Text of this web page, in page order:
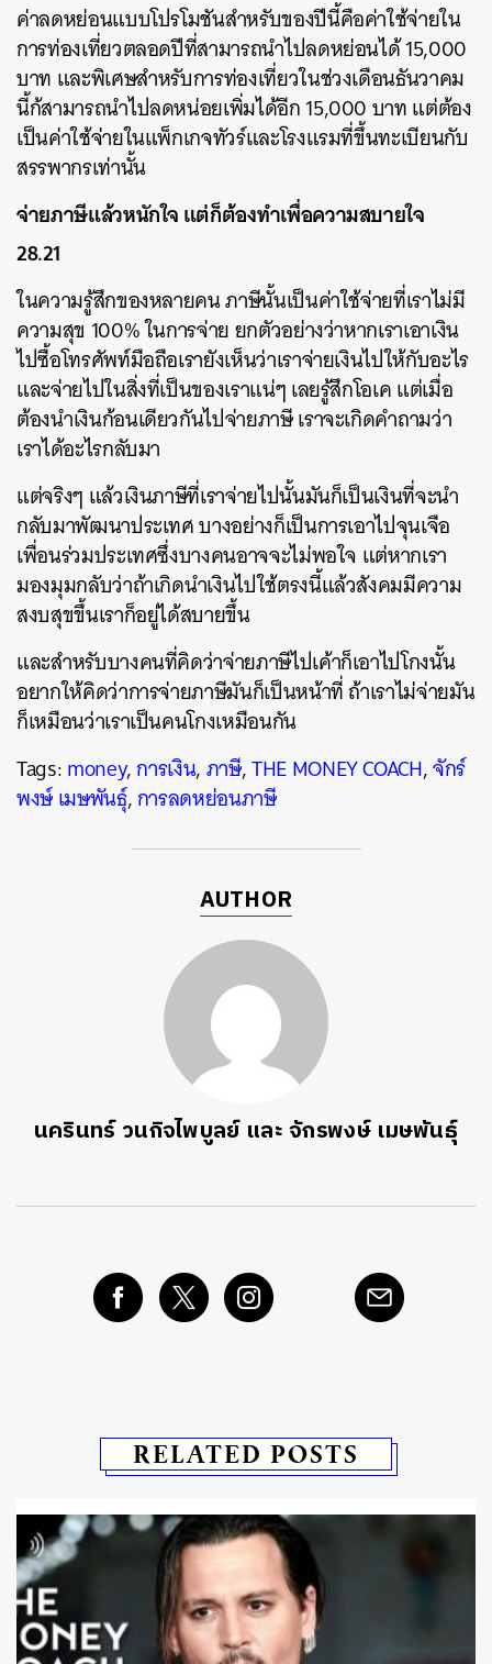
ค่าลดหย่อนแบบโปรโมชันสำหรับของปีนี้คือค่าใช้จ่ายใน
การท่องเที่ยวตลอดปีที่สามารถนำไปลดหย่อนได้ 15,000
บาท และพิเศษสำหรับการท่องเที่ยวในช่วงเดือนธันวาคม
นี้ก้สามารถนำไปลดหน่อยเพิ่มได้อีก 15,000 บาท แต่ต้อง
เป็นค่าใช้จ่ายในแพ็กเกจทัวร์และโรงแรมที่ขึ้นทะเบียนกับ
สรรพากรเท่านั้น
จ่ายภาษีแล้วหนักใจ แต่ก็ต้องทำเพื่อความสบายใจ
28.21
ในความรู้สึกของหลายคน ภาษีนั้นเป็นค่าใช้จ่ายที่เราไม่มี
ความสุข 100% ในการจ่าย ยกตัวอย่างว่าหากเราเอาเงิน
ไปซื้อโทรศัพท์มือถือเรายังเห็นว่าเราจ่ายเงินไปให้กับอะไร
และจ่ายไปในสิ่งที่เป็นของเราแน่ๆ เลยรู้สึกโอเค แต่เมื่อ
ต้องนำเงินก้อนเดียวกันไปจ่ายภาษี เราจะเกิดคำถามว่า
เราได้อะไรกลับมา
แต่จริงๆ แล้วเงินภาษีที่เราจ่ายไปนั้นมันก็เป็นเงินที่จะนำ
กลับมาพัฒนาประเทศ บางอย่างก็เป็นการเอาไปจุนเจือ
เพื่อนร่วมประเทศซึ่งบางคนอาจจะไม่พอใจ แต่หากเรา
มองมุมกลับว่าถ้าเกิดนำเงินไปใช้ตรงนี้แล้วสังคมมีความ
สงบสุขขึ้นเราก็อยู่ได้สบายขึ้น
และสำหรับบางคนที่คิดว่าจ่ายภาษีไปเค้าก็เอาไปโกงนั้น
อยากให้คิดว่าการจ่ายภาษีมันก็เป็นหน้าที่ ถ้าเราไม่จ่ายมัน
ก็เหมือนว่าเราเป็นคนโกงเหมือนกัน
Tags:money,การเงิน,ภาษี,THE MONEY COACH,จักร์
พงษ์ เมษพันธุ์,การลดหย่อนภาษี
AUTHOR
นครินทร์ วนกิจไพบูลย์ และ จักรพงษ์ เมษพันธุ์
RELATED POSTS